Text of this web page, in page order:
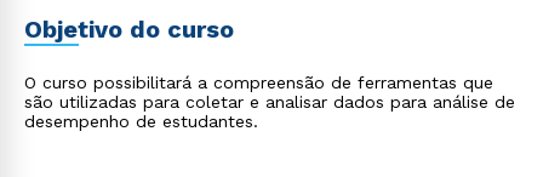
Objetivo do curso
O curso possibilitará a compreensão de ferramentas que
são utilizadas para coletar e analisar dados para análise de
desempenho de estudantes.